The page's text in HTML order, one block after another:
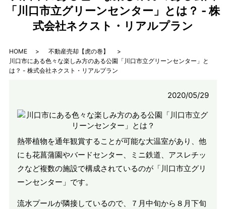
「川口市立グリーンセンター」とは？ - 株
式会社ネクスト・リアルプラン
HOME
不動産売却【虎の巻】
川口市にある色々な楽しみ方のある公園「川口市立グリーンセンター」と
は？ - 株式会社ネクスト・リアルプラン
2020/05/29
熱帯植物を通年観賞することが可能な大温室があり、他
にも花菖蒲園やバードセンター、ミニ鉄道、アスレチッ
クなど複数の施設で構成されているのが「川口市立グリ
ーンセンター」です。
流水プールが隣接しているので、７月中旬から８月下旬